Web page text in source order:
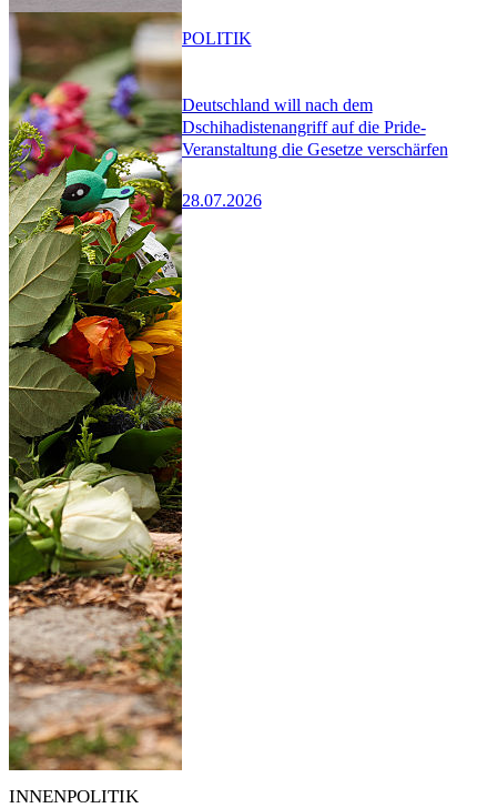
Deutschland will nach dem
Dschihadistenangriff auf die Pride-
Veranstaltung die Gesetze verschärfen
28.07.2026
POLITIK
INNENPOLITIK